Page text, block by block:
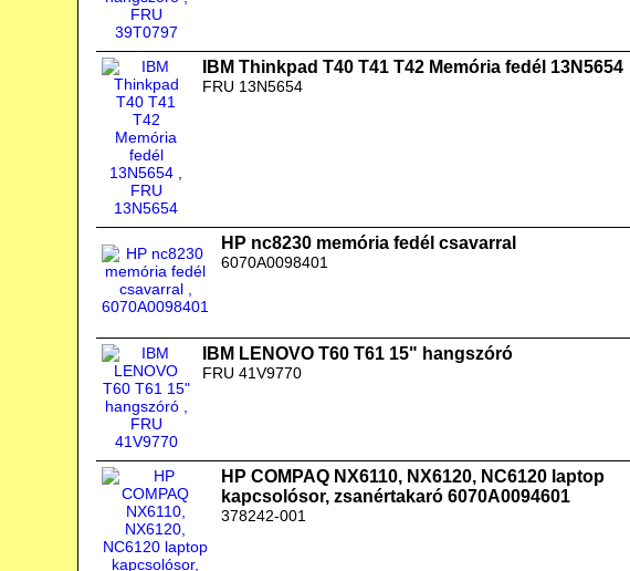
IBM Thinkpad T40 T41 T42 Memória fedél 13N5654
FRU 13N5654
HP nc8230 memória fedél csavarral
6070A0098401
IBM LENOVO T60 T61 15" hangszóró
FRU 41V9770
HP COMPAQ NX6110, NX6120, NC6120 laptop
kapcsolósor, zsanértakaró 6070A0094601
378242-001